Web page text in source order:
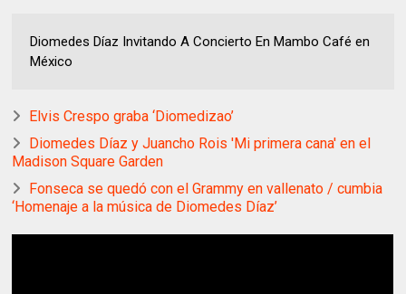
Diomedes Díaz Invitando A Concierto En Mambo Café en
México
Elvis Crespo graba ‘Diomedizao’
Diomedes Díaz y Juancho Rois 'Mi primera cana' en el
Madison Square Garden
Fonseca se quedó con el Grammy en vallenato / cumbia
‘Homenaje a la música de Diomedes Díaz’